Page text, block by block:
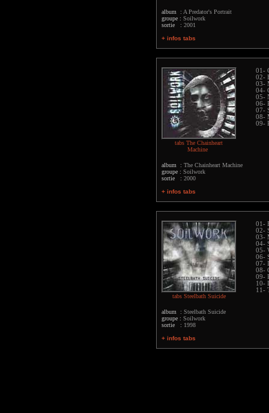
album : A Predator's Portrait
groupe : Soilwork
sortie : 2001
+ infos tabs
tabs The Chainheart
Machine
album : The Chainheart Machine
groupe : Soilwork
sortie : 2000
+ infos tabs
01-
02-
03-
04-
05-
06-
07-
08-
09-
tabs Steelbath Suicide
album : Steelbath Suicide
groupe : Soilwork
sortie : 1998
+ infos tabs
01-
02-
03-
04-
05-
06-
07-
08-
09-
10-
11-